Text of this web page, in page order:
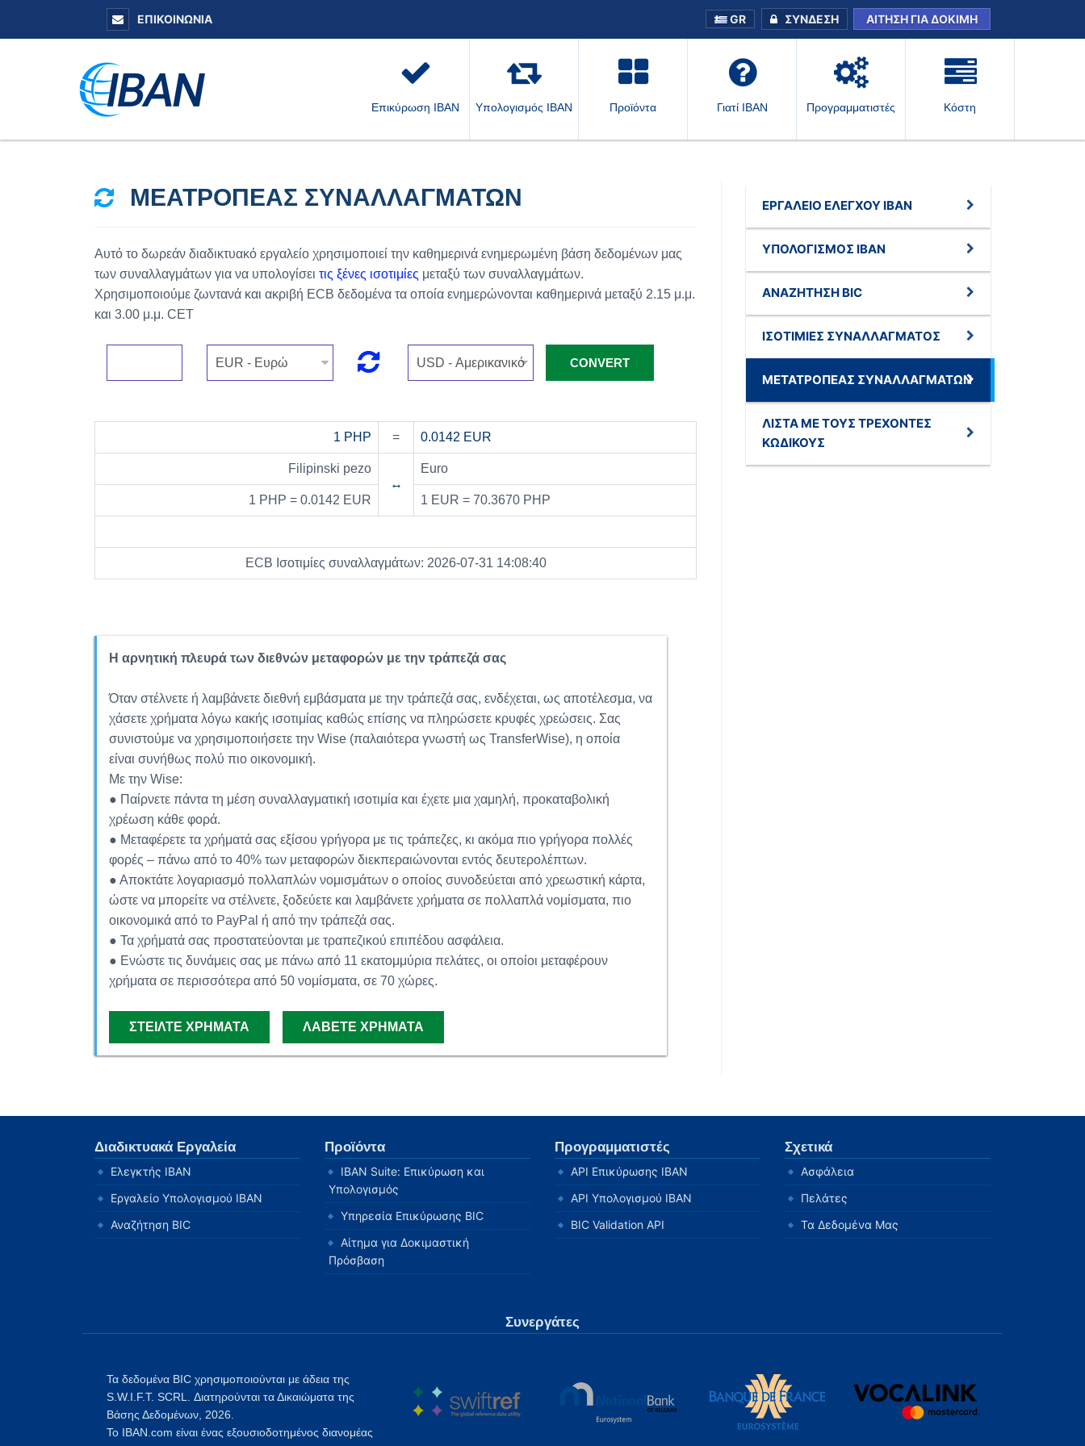
ΕΠΙΚΟΙΝΩΝΊΑ GR ΣΎΝΔΕΣΗ ΑΊΤΗΣΗ ΓΙΑ ΔΟΚΙΜΉ
Επικύρωση IBAN Υπολογισμός IBAN Προϊόντα Γιατί IBAN Προγραμματιστές Κόστη
ΜΕΑΤΡΟΠΈΑΣ ΣΥΝΑΛΛΑΓΜΆΤΩΝ
Αυτό το δωρεάν διαδικτυακό εργαλείο χρησιμοποιεί την καθημερινά ενημερωμένη βάση δεδομένων μας
των συναλλαγμάτων για να υπολογίσει τις ξένες ισοτιμίες μεταξύ των συναλλαγμάτων.
Χρησιμοποιούμε ζωντανά και ακριβή ECB δεδομένα τα οποία ενημερώνονται καθημερινά μεταξύ 2.15 μ.μ.
και 3.00 μ.μ. CET
1 PHP = 0.0142 EUR
Filipinski pezo
↔
Euro
1 PHP = 0.0142 EUR 1 EUR = 70.3670 PHP
ECB Ισοτιμίες συναλλαγμάτων: 2026-07-31 14:08:40
Η αρνητική πλευρά των διεθνών μεταφορών με την τράπεζά σας
Όταν στέλνετε ή λαμβάνετε διεθνή εμβάσματα με την τράπεζά σας, ενδέχεται, ως αποτέλεσμα, να
χάσετε χρήματα λόγω κακής ισοτιμίας καθώς επίσης να πληρώσετε κρυφές χρεώσεις. Σας
συνιστούμε να χρησιμοποιήσετε την Wise (παλαιότερα γνωστή ως TransferWise), η οποία
είναι συνήθως πολύ πιο οικονομική.
Με την Wise:
● Παίρνετε πάντα τη μέση συναλλαγματική ισοτιμία και έχετε μια χαμηλή, προκαταβολική
χρέωση κάθε φορά.
● Μεταφέρετε τα χρήματά σας εξίσου γρήγορα με τις τράπεζες, κι ακόμα πιο γρήγορα πολλές
φορές – πάνω από το 40% των μεταφορών διεκπεραιώνονται εντός δευτερολέπτων.
● Αποκτάτε λογαριασμό πολλαπλών νομισμάτων ο οποίος συνοδεύεται από χρεωστική κάρτα,
ώστε να μπορείτε να στέλνετε, ξοδεύετε και λαμβάνετε χρήματα σε πολλαπλά νομίσματα, πιο
οικονομικά από το PayPal ή από την τράπεζά σας.
● Τα χρήματά σας προστατεύονται με τραπεζικού επιπέδου ασφάλεια.
● Ενώστε τις δυνάμεις σας με πάνω από 11 εκατομμύρια πελάτες, οι οποίοι μεταφέρουν
χρήματα σε περισσότερα από 50 νομίσματα, σε 70 χώρες.
ΣΤΕΊΛΤΕ ΧΡΉΜΑΤΑ ΛΆΒΕΤΕ ΧΡΉΜΑΤΑ
ΕΡΓΑΛΕΊΟ ΕΛΈΓΧΟΥ IBAN
ΥΠΟΛΟΓΙΣΜΌΣ IBAN
ΑΝΑΖΉΤΗΣΗ BIC
ΙΣΟΤΙΜΊΕΣ ΣΥΝΑΛΛΆΓΜΑΤΟΣ
ΜΕΤΑΤΡΟΠΈΑΣ ΣΥΝΑΛΛΑΓΜΆΤΩΝ
ΛΊΣΤΑ ΜΕ ΤΟΥΣ ΤΡΈΧΟΝΤΕΣ
ΚΩΔΙΚΟΎΣ
Διαδικτυακά Εργαλεία
Ελεγκτής IBAN
Εργαλείο Υπολογισμού IBAN
Αναζήτηση BIC
Προϊόντα
IBAN Suite: Επικύρωση και
Υπολογισμός
Υπηρεσία Επικύρωσης BIC
Αίτημα για Δοκιμαστική
Πρόσβαση
Προγραμματιστές
API Επικύρωσης IBAN
API Υπολογισμού IBAN
BIC Validation API
Σχετικά
Ασφάλεια
Πελάτες
Τα Δεδομένα Μας
Συνεργάτες
Τα δεδομένα BIC χρησιμοποιούνται με άδεια της
S.W.I.F.T. SCRL. Διατηρούνται τα Δικαιώματα της
Βάσης Δεδομένων, 2026.
Το IBAN.com είναι ένας εξουσιοδοτημένος διανομέας